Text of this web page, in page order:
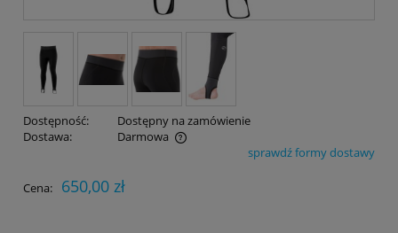
Dostępność:
Dostępny na zamówienie
Dostawa:
Darmowa
Cena nie zawiera ewentualnych kosztów płatnościsprawdź formy dostawy
Cena: 650,00 zł